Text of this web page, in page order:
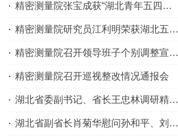
精密测量院张宝成获“湖北青年五四奖章”
精密测量院研究员江利明荣获湖北五一劳动奖章
精密测量院召开领导班子个别调整宣布会议
精密测量院召开巡视整改情况通报会
湖北省委副书记、省长王忠林调研精密测量院
湖北省副省长肖菊华慰问孙和平、刘买利院士